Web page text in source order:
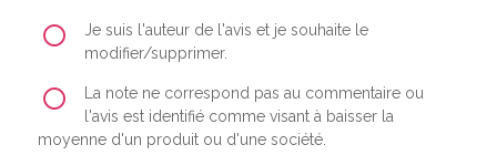
Je suis l'auteur de l'avis et je souhaite le
modifier/supprimer.
La note ne correspond pas au commentaire ou
l'avis est identifié comme visant à baisser la
moyenne d'un produit ou d'une société.